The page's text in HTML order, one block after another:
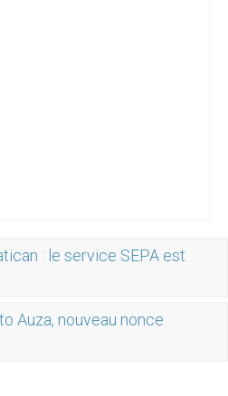
: le service SEPA est
Auza, nouveau nonce